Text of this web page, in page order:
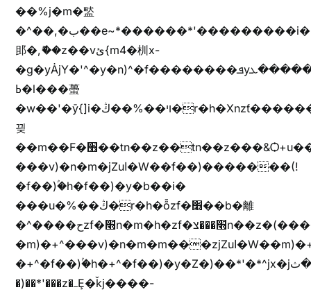
��%j�m�盢
�^��,�ب��e~*������*'���������i�b��Zʋ��֜��]��ek'�zg��V�z[2z���ڶ�޽�����zX������Z��z{h���7��)
䢸�,ޮ��z��vئ{m4�杊x-
�g�yȦjY�'^�y�n)^�f��������ܦyخ�������ܥj��+"n)b�'%j�"u�b�y��ٞv+�~W��֫��b�y���&jY_��l���jX��g���^��ݲ֜��oz�bq�Z�('~W��֫��ZrG����Ή�jV��
ߕ�l���蠆
�w��'�ȳ{]i�ױ��%��ڭ�r�h�Xnzƭ������m��,jZajױ�/z�(���y�Z+m�$��.��(��
끶
��m��F�׫��tn��z��tn��z���&Ѻ+u��y�tn��z�(���i�b� h���v)�(!
���v)�n�m�jZuا�W��f��)�������(!
�f��)ۢ�h�f��)�y�b��i�
���u�%��ڭ�r�h�ȭzf�׫��b�離
�^����حzf�׫n�m�h�zf�׫���צn��z�(����i�b� h�m)�+^���v)�(!
�m)�+^���v)�n�m�m���zjZuا�W��m)�+^�f��)����zi����(!
�+^�f��)ۢ�h�+^�f��)�y�Z�)��*'�*^jx�jب�ثy�b�y^~֧�f���ܢZ+jx�jب��^y�7jx�jب�ץk-
�)��*'���z�ߺȨ�ǩj����-